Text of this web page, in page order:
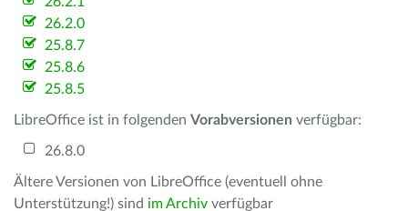
26.2.0
25.8.7
25.8.6
25.8.5
LibreOffice ist in folgenden Vorabversionen verfügbar:
26.8.0
Ältere Versionen von LibreOffice (eventuell ohne
Unterstützung!) sind im Archiv verfügbar